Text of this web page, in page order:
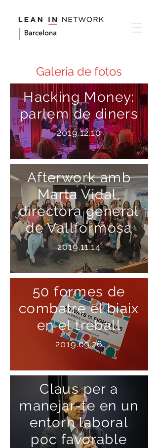
Galeria de fotos
Hacking Money:
parlem de diners
2019.12.10
Afterwork amb
Marta Vidal,
directora general
de Vallformosa
2019.11.14
50 formes de
combatre el biaix
en el treball
2019.09.26
Claus per a
manejar-te en un
entorn laboral
poc favorable